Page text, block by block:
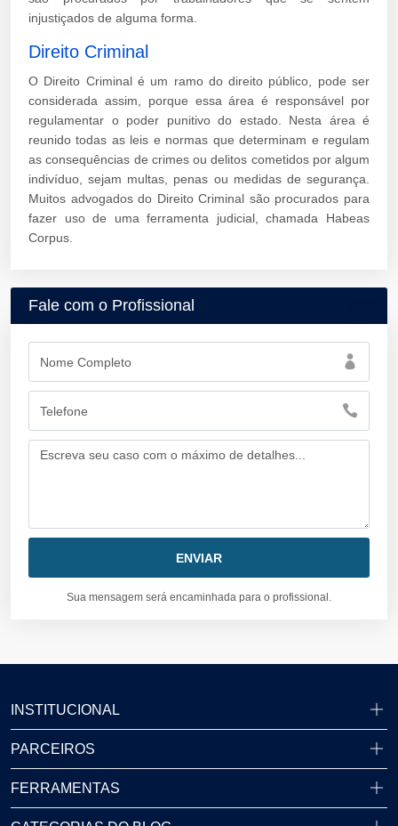
injustiçados de alguma forma.
Direito Criminal
O Direito Criminal é um ramo do direito público, pode ser
considerada assim, porque essa área é responsável por
regulamentar o poder punitivo do estado. Nesta área é
reunido todas as leis e normas que determinam e regulam
as consequências de crimes ou delitos cometidos por algum
indivíduo, sejam multas, penas ou medidas de segurança.
Muitos advogados do Direito Criminal são procurados para
fazer uso de uma ferramenta judicial, chamada Habeas
Corpus.
Fale com o Profissional
Sua mensagem será encaminhada para o profissional.
INSTITUCIONAL
PARCEIROS
FERRAMENTAS